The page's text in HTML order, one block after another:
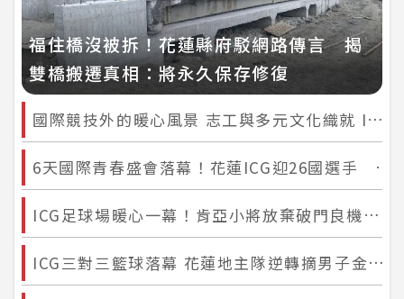
福住橋沒被拆！花蓮縣府駁網路傳言 揭
雙橋搬遷真相：將永久保存修復
國際競技外的暖心風景 志工與多元文化織就 ICG 精彩花絮
6天國際青春盛會落幕！花蓮ICG迎26國選手 運動串起跨國友誼
ICG足球場暖心一幕！肯亞小將放棄破門良機 蹲地幫對手綁鞋帶全場鼓掌
ICG三對三籃球落幕 花蓮地主隊逆轉摘男子金牌 台南女將力退花蓮封后